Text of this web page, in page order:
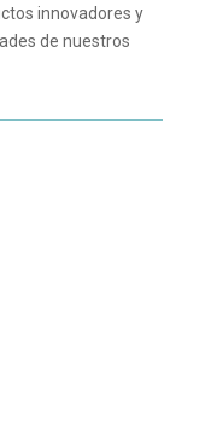
innovadores y
de nuestros